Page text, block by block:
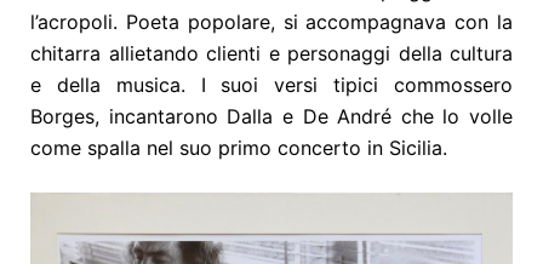
l’acropoli. Poeta popolare, si accompagnava con la
chitarra allietando clienti e personaggi della cultura
e della musica. I suoi versi tipici commossero
Borges, incantarono Dalla e De André che lo volle
come spalla nel suo primo concerto in Sicilia.